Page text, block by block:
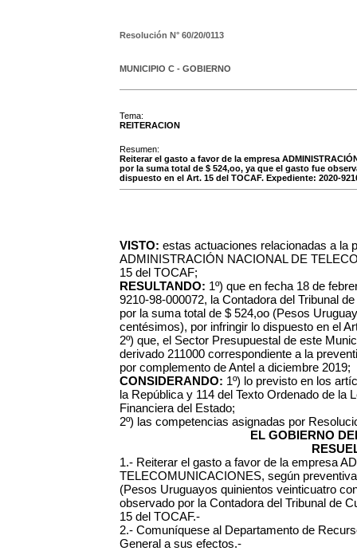
Resolución N° 60/20/0113
MUNICIPIO C - GOBIERNO
Tema:
REITERACION
Resumen:
Reiterar el gasto a favor de la empresa
por la suma total de $ 524,oo, ya que el gasto fue
dispuesto en el Art. 15 del TOCAF. Expediente: 2020-
VISTO: estas actuaciones relacionadas a la
ADMINISTRACIÓN NACIONAL DE
15 del TOCAF;
RESULTANDO: 1º) que en fecha 18 de
9210-98-000072, la Contadora del Tribunal
por la suma total de $ 524,oo (Pesos
centésimos), por infringir lo dispuesto en el
2º) que, el Sector Presupuestal de este
derivado 211000 correspondiente a la
por complemento de Antel a diciembre 2019;
CONSIDERANDO: 1º) lo previsto en los
la República y 114 del Texto Ordenado de la
Financiera del Estado;
2º) las competencias asignadas por
EL GOBIERNO
1.- Reiterar el gasto a favor de la empresa
TELECOMUNICACIONES, según
(Pesos Uruguayos quinientos veinticuatro
observado por la Contadora del Tribunal de
15 del TOCAF.-
2.- Comuníquese al Departamento de
General a sus efectos.-